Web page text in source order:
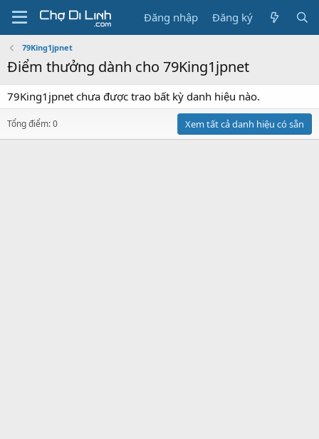
Đăng nhập Đăng ký
79King1jpnet
Điểm thưởng dành cho 79King1jpnet
79King1jpnet chưa được trao bất kỳ danh hiệu nào.
Tổng điểm: 0 Xem tất cả danh hiệu có sẵn